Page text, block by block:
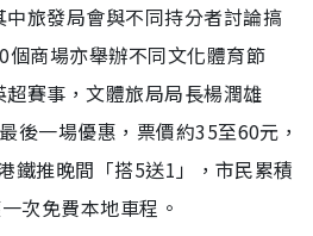
旅發局會與不同持分者討論搞
個商場亦舉辦不同文化體育節
賽事，文體旅局局長楊潤雄
後一場優惠，票價約35至60元，
鐵推晚間「搭5送1」，市民累積
次免費本地車程。